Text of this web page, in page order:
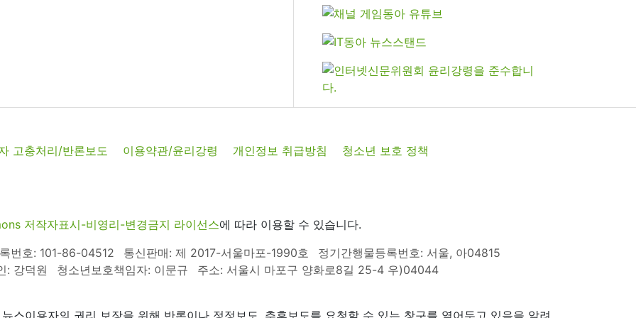
고충처리/반론보도 이용약관/윤리강령 개인정보 취급방침 청소년 보호 정책
저작자표시-비영리-변경금지 라이선스에 따라 이용할 수 있습니다.
번호: 101-86-04512
통신판매: 제 2017-서울마포-1990호
정기간행물등록번호: 서울, 아04815
: 강덕원
청소년보호책임자: 이문규 주소: 서울시 마포구 양화로8길 25-4 우)04044
스이용자의 권리 보장을 위해 반론이나 정정보도, 추후보도를 요청할 수 있는 창구를 열어두고 있음을 알려